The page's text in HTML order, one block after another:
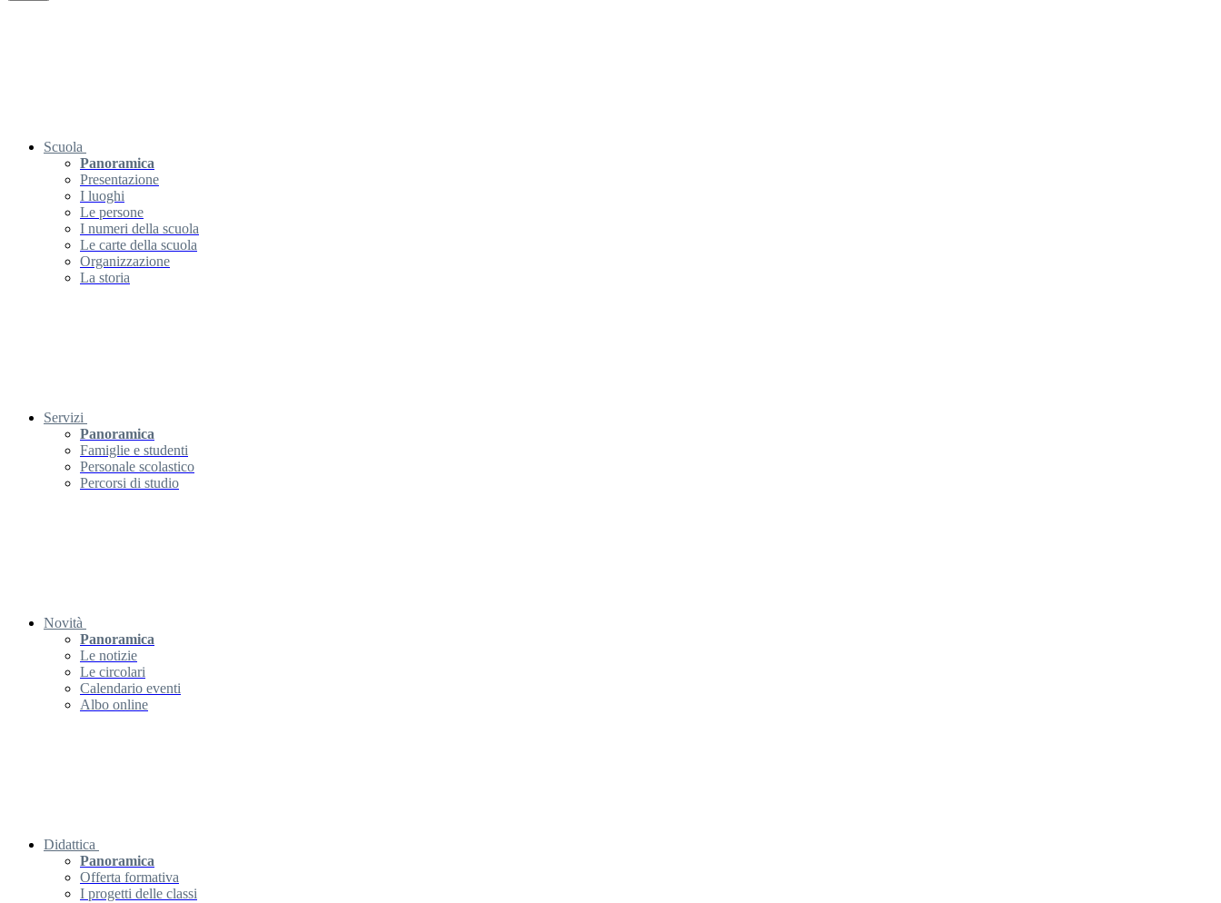
Scuola
Panoramica
Presentazione
I luoghi
Le persone
I numeri della scuola
Le carte della scuola
Organizzazione
La storia
Servizi
Panoramica
Famiglie e studenti
Personale scolastico
Percorsi di studio
Novità
Panoramica
Le notizie
Le circolari
Calendario eventi
Albo online
Didattica
Panoramica
Offerta formativa
I progetti delle classi